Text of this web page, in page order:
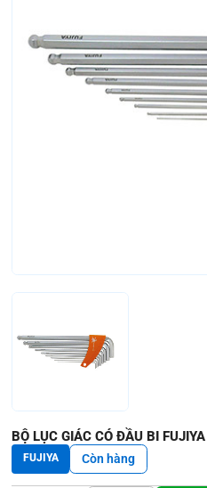
BỘ LỤC GIÁC CÓ ĐẦU BI FUJIYA
FUJIYA Còn hàng